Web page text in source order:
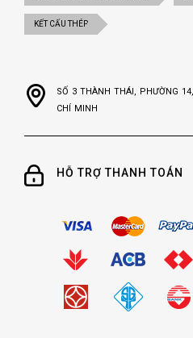
KẾT CẤU THÉP
SỐ 3 THÀNH THÁI, PHƯỜNG
CHÍ MINH
HỖ TRỢ THANH TOÁN